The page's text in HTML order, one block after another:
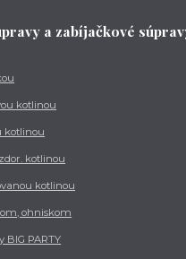
a zabíjačkové
kotlinou
kotlinou
kotlinou
kotlinou
ohniskom
BIG PARTY